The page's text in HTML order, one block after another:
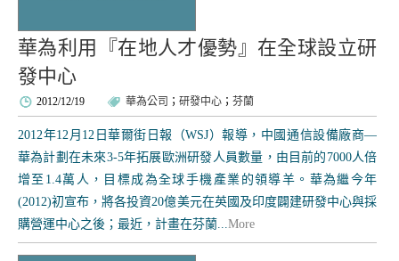
華為利用『在地人才優勢』在全球設立研
發中心
2012/12/19 華為公司 ； 研發中心 ； 芬蘭
2012年12月12日華爾街日報（WSJ）報導，中國通信設備廠商—
華為計劃在未來3-5年拓展歐洲研發人員數量，由目前的7000人倍
增至1.4萬人，目標成為全球手機產業的領導羊。華為繼今年
(2012)初宣布，將各投資20億美元在英國及印度闢建研發中心與採
購營運中心之後；最近，計畫在芬蘭...More